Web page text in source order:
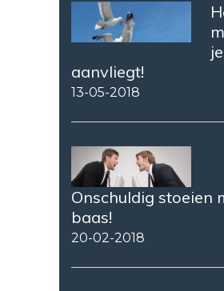
aanvliegt!
13-05-2018
Onschuldig stoeien
baas!
20-02-2018